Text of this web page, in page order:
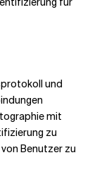
und
mit
zu
Benutzer zu